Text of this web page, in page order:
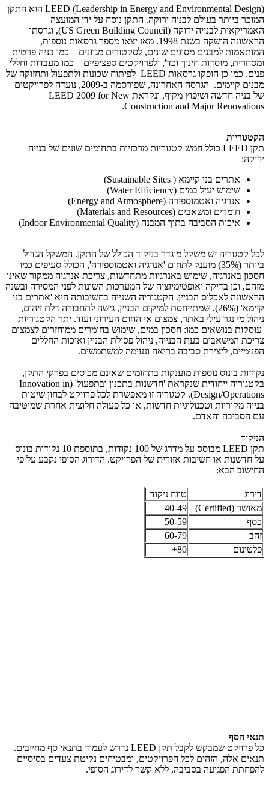
(LEED (Leadership in Energy and Environmental Design הוא התקן
המוכר ביותר בעולם לבניה ירוקה. התקן נוסח על ידי המועצה
האמריקאית לבנייה ירוקה (US Green Building Council), וגרסתו
הראשונה הושקה בשנת 1998. מאז יצאו מספר גרסאות נוספות,
המותאמות למבנים מסוגים שונים, לסקטורים מגוונים – כמו בניה פרטית
ומסחרית, מוסדות חינוך וכד', ולפרויקטים ספציפיים – כמו מעבדות וחללי
פנים. כמו כן הופקו גרסאות LEED לפיתוח שכונות ולתפעול ותחזוקה של
מבנים קיימים. הגרסה האחרונה, שפורסמה ב-2009, נועדה לפרויקטים
של בניה חדשה ושיפוץ מקיף, ונקראת LEED 2009 for New
Construction and Major Renovations.
הקטגוריות
תקן LEED כולל חמש קטגוריות מרכזיות בתחומים שונים של בנייה
ירוקה:
אתרים בני קיימא ( Sustainable Sites)
שימוש יעיל במים (Water Efficiency)
אנרגיה ואטמוספירה (Energy and Atmosphere)
חומרים ומשאבים (Materials and Resources)
איכות הסביבה בתוך המבנה (Indoor Environmental Quality)
לכל קטגוריה יש משקל מוגדר בניקוד הכולל של התקן. המשקל הגדול
ביותר (35%) מוענק לתחום 'אנרגיה ואטמוספירה', הכולל סעיפים כמו
חסכון באנרגיה, שימוש באנרגיות מתחדשות, צריכת אנרגיה ממקור שאינו
מזהם, וכן בדיקה ואופטימיזציה של המערכות השונות לפני המסירה ובשנה
הראשונה לאכלוס הבניין. הקטגוריה השנייה בחשיבותה היא 'אתרים בני
קיימא' (26%), שמתייחסת למיקום הבניין, גישה לתחבורה דלת זיהום,
ניהול מי נגר עילי באתר, צמצום אי החום העירוני ועוד. יתר הקטגוריות
עוסקות בנושאים כמו: חסכון במים, שימוש בחומרים ממוחזרים לצמצום
צריכת המשאבים בעת הבנייה, ניהול פסולת הבניין ואיכות החללים
הפנימיים, ליצירת סביבה בריאה ונעימה למשתמשים.
נקודות בונוס נוספות מוענקות בתחומים שאינם מכוסים בפרקי התקן,
בקטגוריה ייחודית שנקראת 'חדשנות בתכנון ובתפעול' (Innovation in
Design/Operations). קטגוריה זו מאפשרת לכל פרויקט לבחון שיטות
בנייה מקוריות וטכנולוגיות חדשות, או כל פעולה חלוצית אחרת שמיטיבה
עם הסביבה והאדם.
הניקוד
תקן LEED מבוסס על מדרג של 100 נקודות, בתוספת 10 נקודות בונוס
על חדשנות או חשיבות אזורית של הפרויקט. הדירוג הסופי נקבע על פי
החישוב הבא:
דירוג
טווח ניקוד
מאושר (Certified)
40-49
כסף
50-59
זהב
60-79
פלטינום
80+
תנאי הסף
כל פרויקט שמבקש לקבל תקן LEED נדרש לעמוד בתנאי סף מחייבים.
תנאים אלה, הזהים לכל הפרויקטים, ומבטיחים נקיטת צעדים בסיסיים
להפחתת הפגיעה בסביבה, ללא קשר לדירוג הסופי.